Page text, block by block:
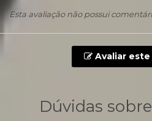
Esta avaliação não possui
Avaliar
Dúvidas